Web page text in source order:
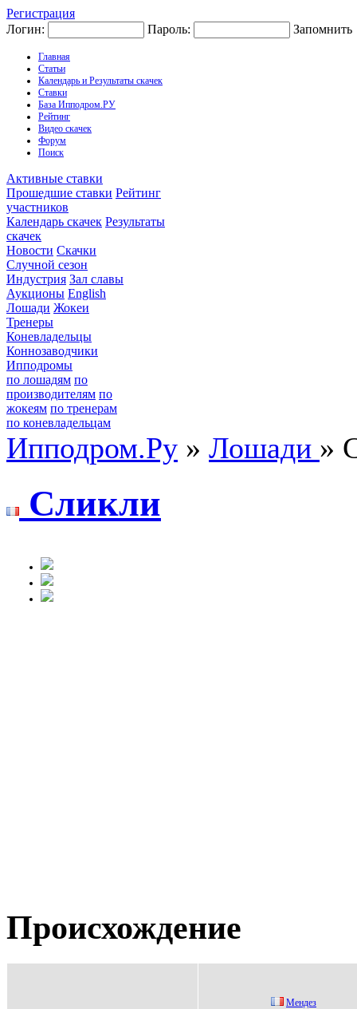
Регистрация
Логин:
Пароль: Запомнить
Главная
Статьи
Календарь и Результаты скачек
Ставки
База Ипподром.РУ
Рейтинг
Видео скачек
Форум
Поиск
Активные ставки
Прошедшие ставки Рейтинг
участников
Календарь скачек Результаты
скачек
Новости Скачки
Случной сезон
Индустрия Зал славы
Аукционы English
Лошади Жокеи
Тренеры
Коневладельцы
Коннозаводчики
Ипподромы
по лошадям по
производителям по
жокеям по тренерам
по коневладельцам
Ипподром.Ру » Лошади »
Cликли
Происхождение
Мeндeз